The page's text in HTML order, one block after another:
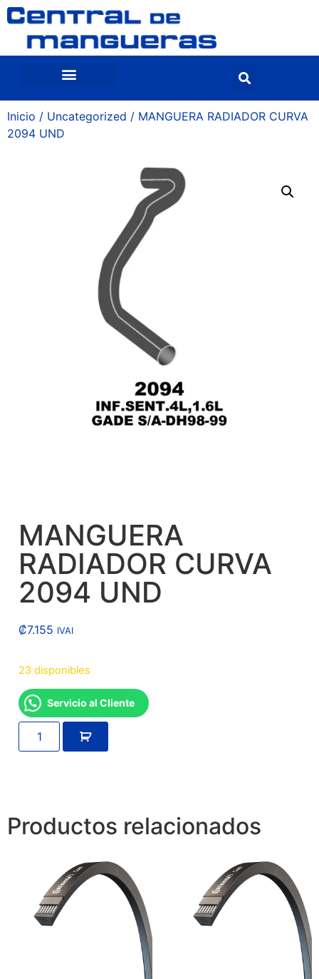
Inicio / Uncategorized / MANGUERA RADIADOR CURVA
2094 UND
MANGUERA
RADIADOR CURVA
2094 UND
₡7.155 IVAI
23 disponibles
Servicio al Cliente
Productos relacionados